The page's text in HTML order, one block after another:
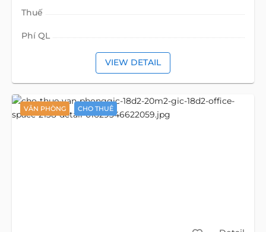
Thuế
Phí QL
VIEW DETAIL
VĂN PHÒNG CHO THUÊ